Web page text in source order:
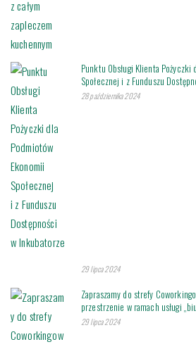
Punktu Obsługi Klienta
Społecznej i z Funduszu
28 października 2024
29 lipca 2024
Zapraszamy do strefy
przestrzenie w ramach usługi
29 lipca 2024